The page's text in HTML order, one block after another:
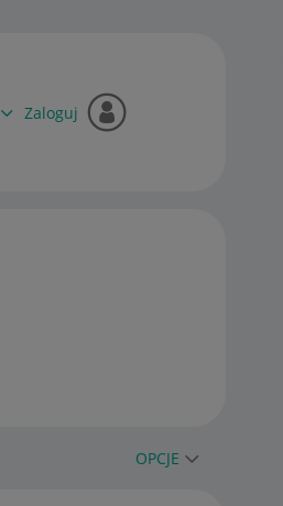
Zaloguj
OPCJE